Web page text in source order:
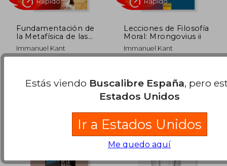
5%
dcto. 14,73 €
5%
dcto.
Fundamentación de
la Metafísica de las
Costumbres
Immanuel Kant
Lecciones de Filosofía
Moral: Mrongovius ii
Immanuel Kant
Edición, Tapa Blanda,
Nuevo
Estás viendo Buscalibre España, pero
Estados Unidos
Ir a Estados Unidos
Me quedo aquí